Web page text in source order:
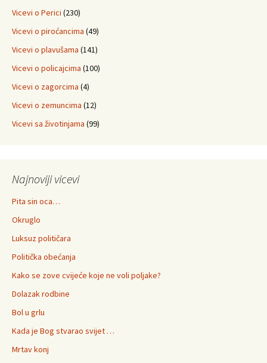
Vicevi o Perici (230)
Vicevi o piroćancima (49)
Vicevi o plavušama (141)
Vicevi o policajcima (100)
Vicevi o zagorcima (4)
Vicevi o zemuncima (12)
Vicevi sa životinjama (99)
Najnoviji vicevi
Pita sin oca…
Okruglo
Luksuz političara
Politička obećanja
Kako se zove cvijeće koje ne voli poljake?
Dolazak rodbine
Bol u grlu
Kada je Bog stvarao svijet …
Mrtav konj